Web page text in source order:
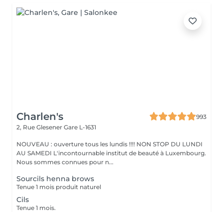
Charlen's
993
2, Rue Glesener Gare L-1631
NOUVEAU : ouverture tous les lundis !!!! NON STOP DU LUNDI
AU SAMEDI L'incontournable institut de beauté à Luxembourg.
Nous sommes connues pour n...
Sourcils henna brows
Tenue 1 mois produit naturel
Cils
Tenue 1 mois.